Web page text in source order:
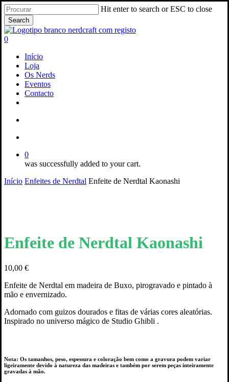
Skip
to
main
content
Hit enter to search or ESC to close
Search
Close
Search
search
account
0
Início
Loja
Os Nerds
Eventos
Contacto
0
was successfully added to your cart.
Início Enfeites de Nerdtal Enfeite de Nerdtal Kaonashi
Enfeite de Nerdtal Kaonashi
10,00 €
Enfeite de Nerdtal em madeira de Buxo, pirogravado e pintado à
mão e envernizado.
Adornado com guizos dourados e fitas de várias cores aleatórias.
Inspirado no universo mágico de Studio Ghibli .
Nota: Os tamanhos, peso, espessura e coloração bem como a gravura podem variar
ligeiramente devido à natureza das madeiras e também por serem peças inteiramente
gravadas à mão.